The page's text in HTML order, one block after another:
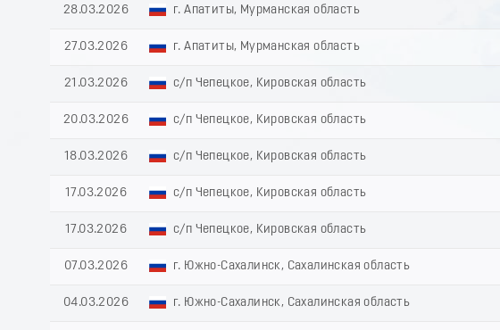
28.03.2026 г. Апатиты, Мурманская область
27.03.2026 г. Апатиты, Мурманская область
21.03.2026 с/п Чепецкое, Кировская область
20.03.2026 с/п Чепецкое, Кировская область
18.03.2026 с/п Чепецкое, Кировская область
17.03.2026 с/п Чепецкое, Кировская область
17.03.2026 с/п Чепецкое, Кировская область
07.03.2026 г. Южно-Сахалинск, Сахалинская область
04.03.2026 г. Южно-Сахалинск, Сахалинская область